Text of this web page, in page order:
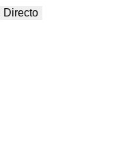
Directo